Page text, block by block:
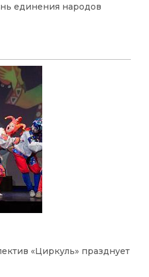
единения народов
«Циркуль» празднует